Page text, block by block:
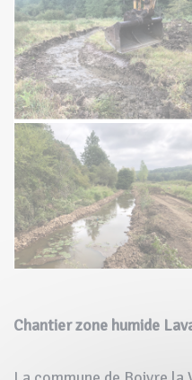
Chantier zone humide